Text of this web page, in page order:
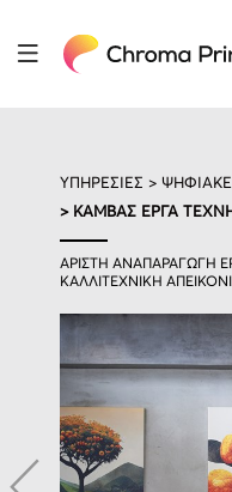
ΥΠΗΡΕΣΙΕΣ >
> ΚΑΜΒΑΣ ΕΡΓΑ
ΑΡΙΣΤΗ ΑΝΑΠΑΡΑΓΩΓΗ
ΚΑΛΛΙΤΕΧΝΙΚΗ